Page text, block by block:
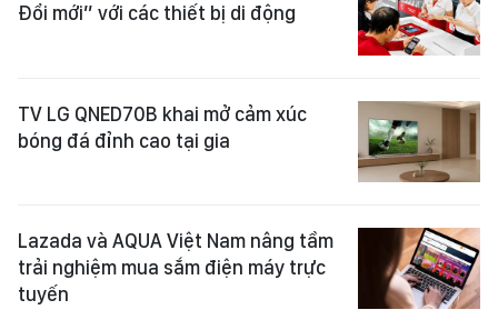
Đổi mới” với các thiết bị di động
TV LG QNED70B khai mở cảm xúc
bóng đá đỉnh cao tại gia
Lazada và AQUA Việt Nam nâng tầm
trải nghiệm mua sắm điện máy trực
tuyến